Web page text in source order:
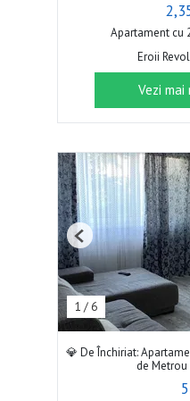
Apartament cu
Eroii
Vezi
1 / 6
Previous
💎 De Închiriat:
de